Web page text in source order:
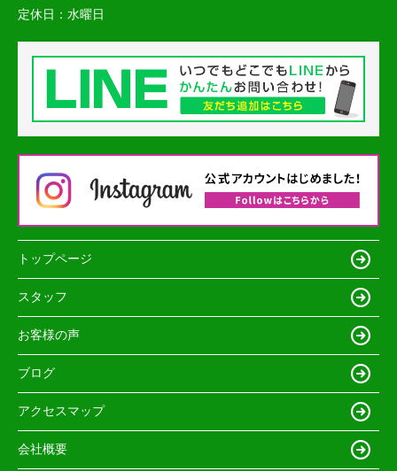
定休日： 水曜日
トップページ
スタッフ
お客様の声
ブログ
アクセスマップ
会社概要